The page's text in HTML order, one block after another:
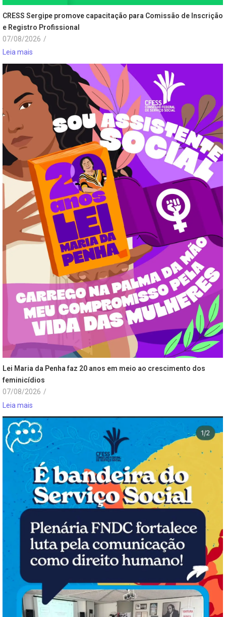
CRESS Sergipe promove capacitação para Comissão de Inscrição
e Registro Profissional
07/08/2026 /
Leia mais
Lei Maria da Penha faz 20 anos em meio ao crescimento dos
feminicídios
07/08/2026 /
Leia mais